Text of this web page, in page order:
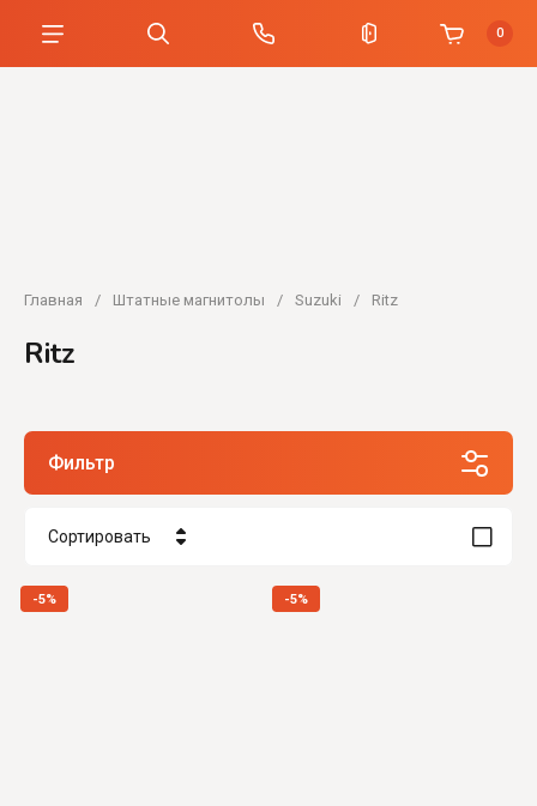
0
Главная / Штатные магнитолы / Suzuki / Ritz
Ritz
Фильтр
Сортировать
-5% -5%